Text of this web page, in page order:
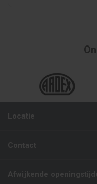
Locatie
Contact
Afwijkende